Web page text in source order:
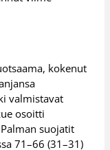
kokenut
valmistavat
osoitti
suojatit
71–66 (31–31)